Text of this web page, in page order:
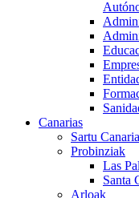
Canarias
Sartu
Probinziak
Las
Santa
Arloak